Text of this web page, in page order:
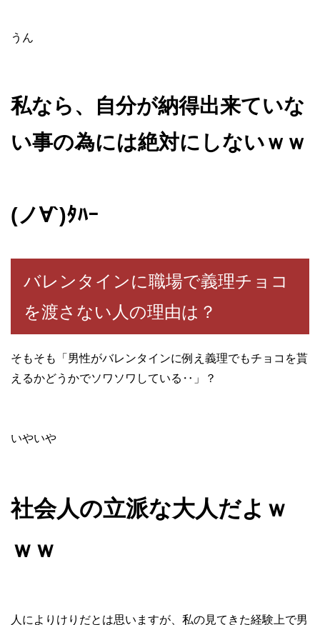
うん
私なら、自分が納得出来ていな
い事の為には絶対にしないｗｗ
(ノ∀`)ﾀﾊｰ
バレンタインに職場で義理チョコ
を渡さない人の理由は？
そもそも「男性がバレンタインに例え義理でもチョコを貰
えるかどうかでソワソワしている‥」？
いやいや
社会人の立派な大人だよｗ
ｗｗ
人によりけりだとは思いますが、私の見てきた経験上で男